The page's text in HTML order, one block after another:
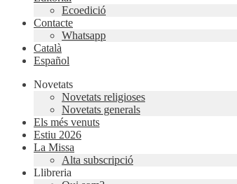
Ecoedició
Contacte
Whatsapp
Català
Español
Novetats
Novetats religioses
Novetats generals
Els més venuts
Estiu 2026
La Missa
Alta subscripció
Llibreria